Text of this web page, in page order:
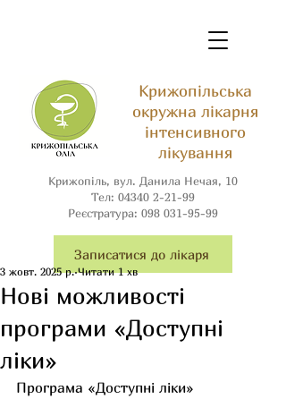
Крижопільська
окружна лікарня
інтенсивного
лікування
Крижопіль, вул. Данила Нечая, 10
Тел: 04340 2-21-99
Реєстратура: 098 031-95-99
Записатися до лікаря
Нові можливості
програми «Доступні
ліки»
3 жовт. 2025 р. Читати 1 хв
Програма «Доступні ліки»